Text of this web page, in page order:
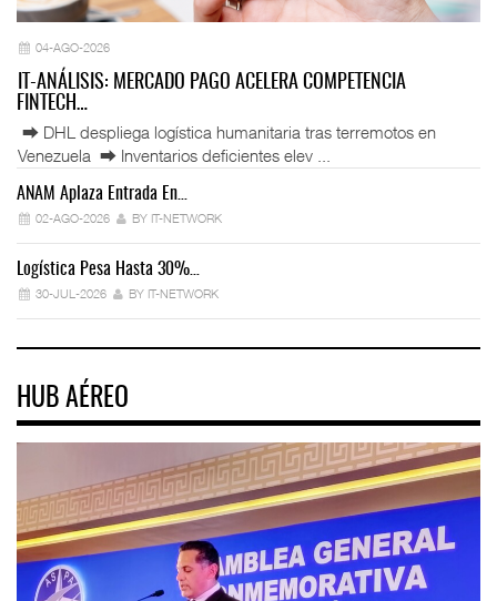
04-AGO-2026
IT-ANÁLISIS: MERCADO PAGO ACELERA COMPETENCIA
FINTECH…
⮕ DHL despliega logística humanitaria tras terremotos en
Venezuela ⮕ Inventarios deficientes elev ...
ANAM Aplaza Entrada En…
02-AGO-2026 BY IT-NETWORK
Logística Pesa Hasta 30%…
30-JUL-2026 BY IT-NETWORK
HUB AÉREO